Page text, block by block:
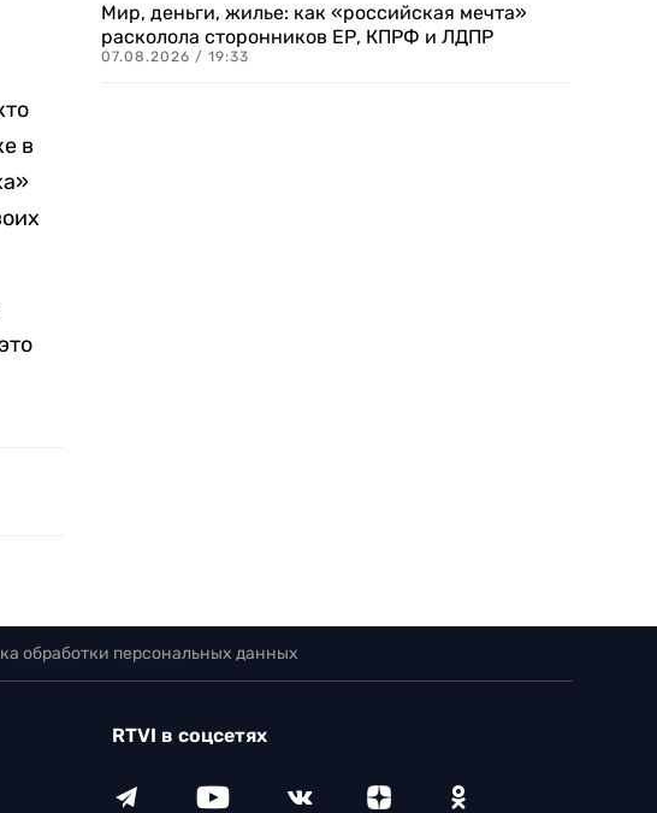
в
Мир, деньги, жилье: как «российская мечта»
расколола сторонников ЕР, КПРФ и ЛДПР
07.08.2026 / 19:33
обработки персональных данных
RTVI в соцсетях